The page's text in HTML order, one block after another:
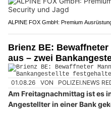
ALPINE FOX GmbH: Premium
Brienz BE:
aus – zwei
01.08.26 VON POLIZEI.NEWS
Am Freitagnachmittag ist es
Angestellter in einer Bank